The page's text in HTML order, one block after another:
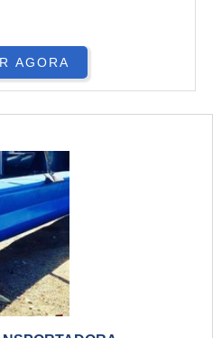
AGORA